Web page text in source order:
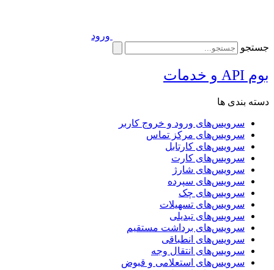
ورود
جستجو
بوم API و خدمات
دسته بندی ها
سرویس‌های ورود و خروج کاربر
سرویس‌های مرکز تماس
سرویس‌های کارتابل
سرویس‌های کارت
سرویس‌های شارژ
سرویس‌های سپرده
سرویس‌های چک
سرویس‌های تسهیلات
سرویس‌های تبدیلی
سرویس‌های برداشت مستقیم
سرویس‌های انطباقی
سرویس‌های انتقال وجه
سرویس‌های استعلامی و قبوض